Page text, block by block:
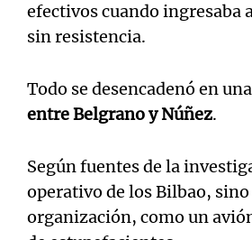
efectivos cuando ingresaba
sin resistencia.
Todo se desencadenó en
entre Belgrano y Núñez.
Según fuentes de la
operativo de los Bilbao,
organización, como un